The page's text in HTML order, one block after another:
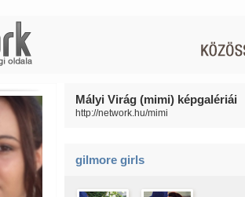
Mályi Virág (mimi) képgalériái
http://network.hu/mimi
gilmore girls